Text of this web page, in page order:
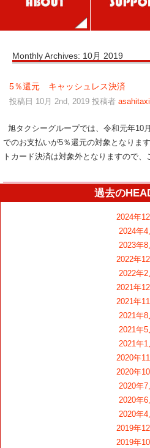
Monthly Archives: 10月 2019
5％還元 キャッシュレス決済
投稿日 10月 2nd, 2019 投稿者 asahitaxi
旭タクシーグループでは、令和元年
でのお支払いが5％還元の対象となりま
トカード決済は対象外となりますので、
過去の
2024年
2024年4
2023年8
2022年
2022年2
2021年
2021年
2021年8
2021年5
2021年1
2020年
2020年
2020年7
2020年6
2020年4
2019年
2019年